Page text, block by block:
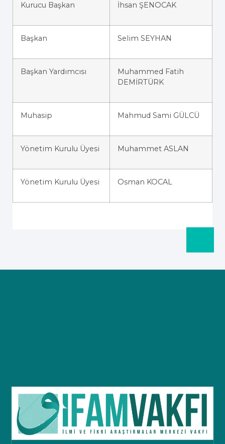
Kurucu Başkan İhsan ŞENOCAK
Başkan Selim SEYHAN
Başkan Yardımcısı
Muhammed Fatih
DEMİRTÜRK
Muhasip Mahmud Sami GÜLCÜ
Yönetim Kurulu Üyesi Muhammet ASLAN
Yönetim Kurulu Üyesi Osman KOCAL